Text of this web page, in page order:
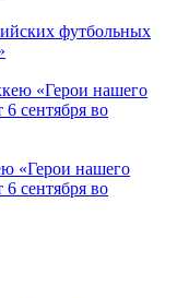
футбольных
«Герои нашего
сентября во